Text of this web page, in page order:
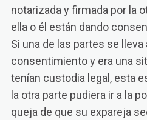
notarizada y firmada por la
ella o él están dando
Si una de las partes se
consentimiento y era una
tenían custodia legal, esta
la otra parte pudiera ir a la
queja de que su expareja